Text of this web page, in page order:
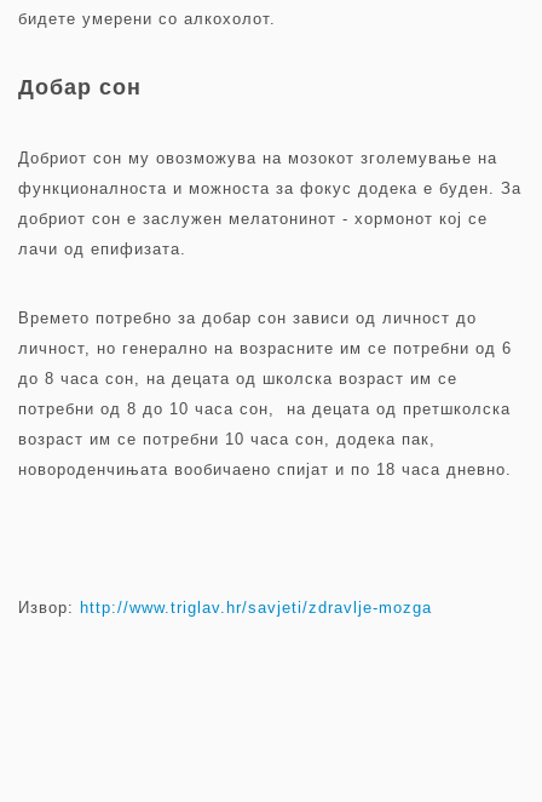
бидете умерени со алкохолот.
Добар сон
Добриот сон му овозможува на мозокот зголемување на
функционалноста и можноста за фокус додека е буден. За
добриот сон е заслужен мелатонинот - хормонот кој се
лачи од епифизата.
Времето потребно за добар сон зависи од личност до
личност, но генерално на возрасните им се потребни од 6
до 8 часа сон, на децата од школска возраст им се
потребни од 8 до 10 часа сон, на децата од претшколска
возраст им се потребни 10 часа сон, додека пак,
новороденчињата вообичаено спијат и по 18 часа дневно.
Извор: http://www.triglav.hr/savjeti/zdravlje-mozga